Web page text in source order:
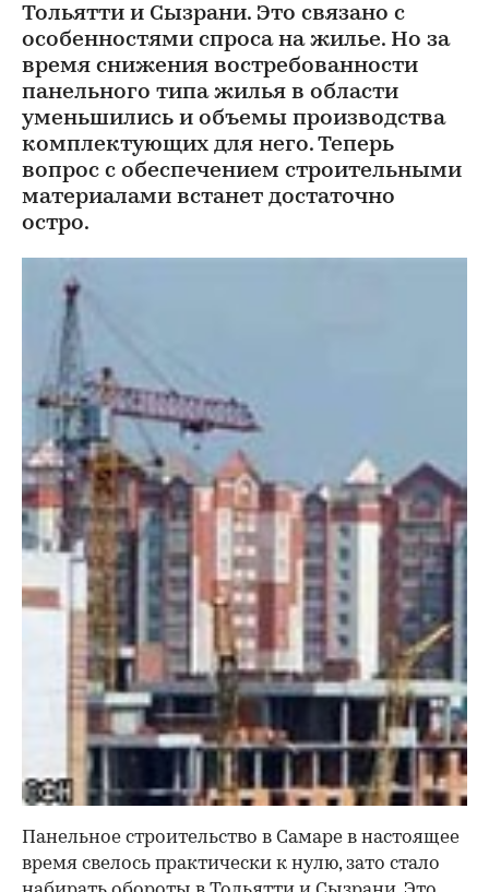
Тольятти и Сызрани. Это связано с
особенностями спроса на жилье. Но за
время снижения востребованности
панельного типа жилья в области
уменьшились и объемы производства
комплектующих для него. Теперь
вопрос с обеспечением строительными
материалами встанет достаточно
остро.
Панельное строительство в Самаре в настоящее
время свелось практически к нулю, зато стало